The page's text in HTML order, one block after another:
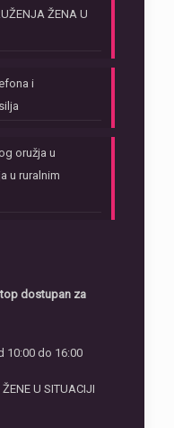
ŽENA U
i
oružja u
u ruralnim
dostupan za
10:00 do 16:00
U SITUACIJI